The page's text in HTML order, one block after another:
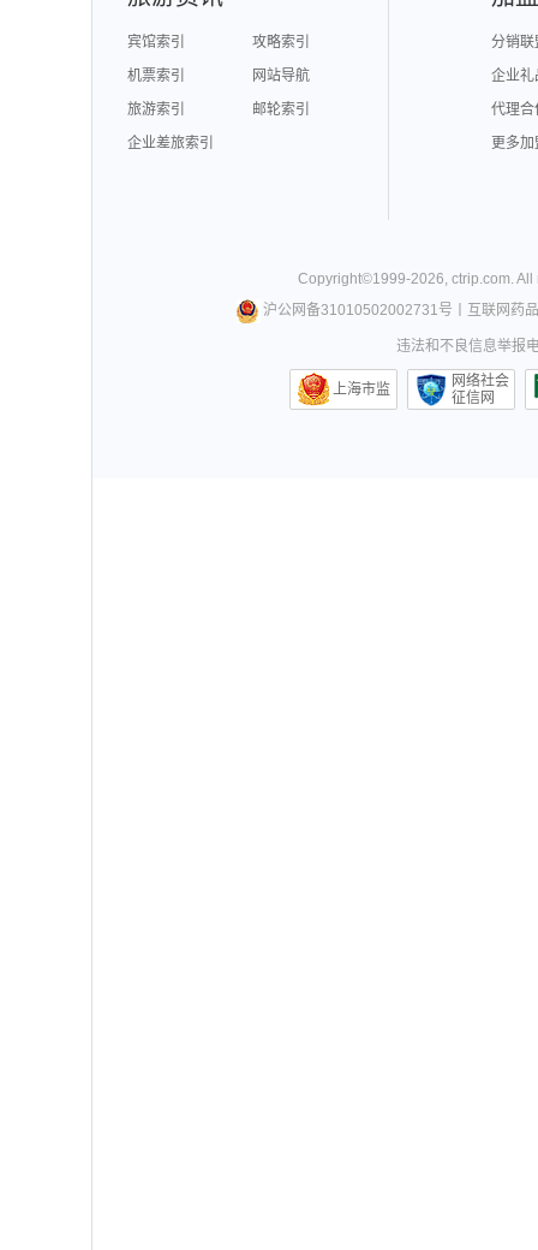
宾馆索引
攻略索引
机票索引
网站导航
旅游索引
邮轮索引
企业差旅索引
分销联
企业礼
代理合
更多
Copyright©1999-2026,ctrip.com.
沪公网备31010502002731号
互联网药
违法和不良信息举报
上海市监
网络社会
征信网